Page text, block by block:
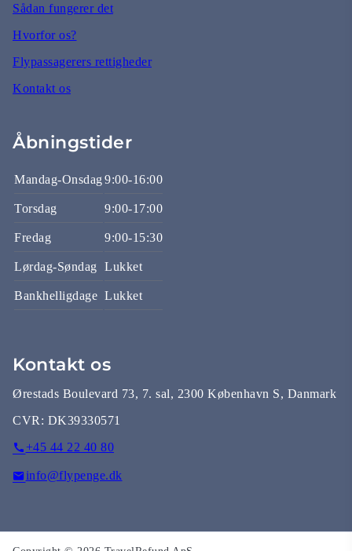
Sådan fungerer det
Hvorfor os?
Flypassagerers rettigheder
Kontakt os
Åbningstider
Mandag-Onsdag9:00-16:00
Torsdag 9:00-17:00
Fredag 9:00-15:30
Lørdag-Søndag Lukket
Bankhelligdage Lukket
Kontakt os
Ørestads Boulevard 73, 7. sal, 2300 København S, Danmark
CVR: DK39330571
+45 44 22 40 80
info@flypenge.dk